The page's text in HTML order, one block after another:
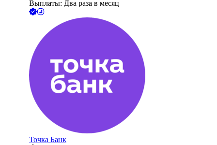
Выплаты: Два раза в месяц
Точка Банк